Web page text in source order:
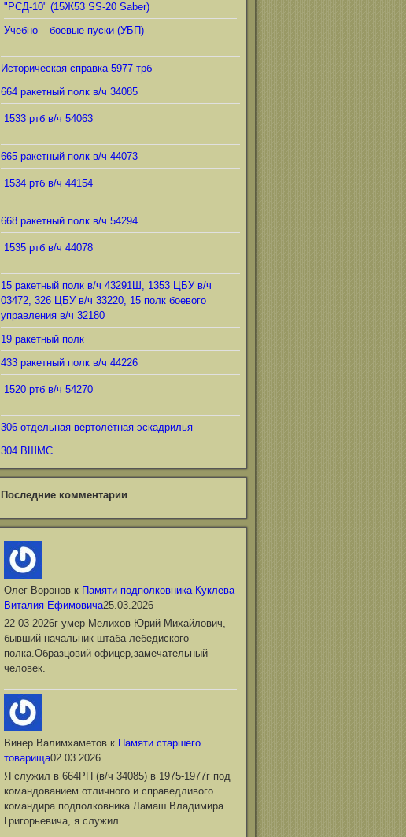
"РСД-10" (15Ж53 SS-20 Saber)
Учебно – боевые пуски (УБП)
Историческая справка 5977 трб
664 ракетный полк в/ч 34085
1533 ртб в/ч 54063
665 ракетный полк в/ч 44073
1534 ртб в/ч 44154
668 ракетный полк в/ч 54294
1535 ртб в/ч 44078
15 ракетный полк в/ч 43291Ш, 1353 ЦБУ в/ч
03472, 326 ЦБУ в/ч 33220, 15 полк боевого
управления в/ч 32180
19 ракетный полк
433 ракетный полк в/ч 44226
1520 ртб в/ч 54270
306 отдельная вертолётная эскадрилья
304 ВШМС
Последние комментарии
Олег Вороновк Памяти подполковника Куклева
Виталия Ефимовича25.03.2026
22 03 2026г умер Мелихов Юрий Михайлович,
бывший начальник штаба лебедиского
полка.Образцовий офицер,замечательный
человек.
Винер Валимхаметовк Памяти старшего
товарища02.03.2026
Я служил в 664РП (в/ч 34085) в 1975-1977г под
командованием отличного и справедливого
командира подполковника Ламаш Владимира
Григорьевича, я служил…